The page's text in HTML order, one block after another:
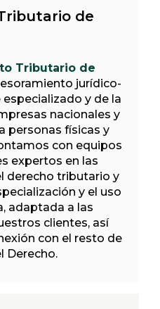
de
Tributario de
jurídico-
y de la
nacionales y
personas físicas y
con equipos
expertos en las
derecho tributario y
y el uso
adaptada a las
clientes, así
con el resto de
Derecho.